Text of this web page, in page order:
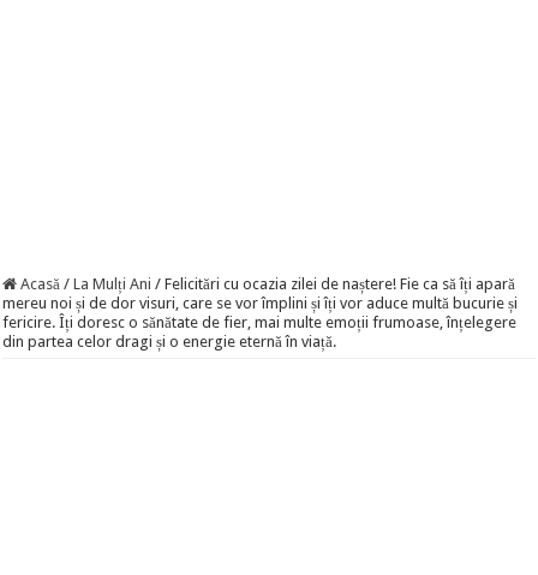
Acasă / La Mulți Ani / Felicitări cu ocazia zilei de naștere! Fie ca să îți apară
mereu noi și de dor visuri, care se vor împlini și îți vor aduce multă bucurie și
fericire. Îți doresc o sănătate de fier, mai multe emoții frumoase, înțelegere
din partea celor dragi și o energie eternă în viață.